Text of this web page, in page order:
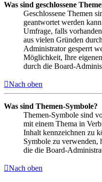
Was sind geschlossene
Geschlossene Themen
geantwortet werden
Umfrage, falls
aus vielen Gründen
Administrator gesperrt
Möglichkeit, Ihre
durch die Board-
Nach oben
Was sind Themen-Symbole?
Themen-Symbole sind
mit einem Thema in
Inhalt kennzeichnen zu
Symbole zu verwenden,
die die Board-
Nach oben